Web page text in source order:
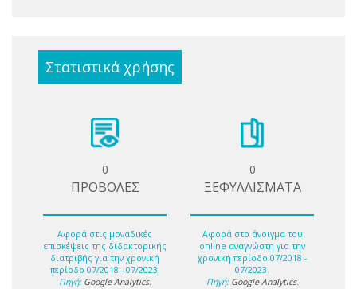
Στατιστικά χρήσης
0
ΠΡΟΒΟΛΕΣ
Αφορά στις μοναδικές
επισκέψεις της διδακτορικής
διατριβής για την χρονική
περίοδο 07/2018 - 07/2023.
Πηγή: Google Analytics.
0
ΞΕΦΥΛΛΙΣΜΑΤΑ
Αφορά στο άνοιγμα του
online αναγνώστη για την
χρονική περίοδο 07/2018 -
07/2023.
Πηγή: Google Analytics.